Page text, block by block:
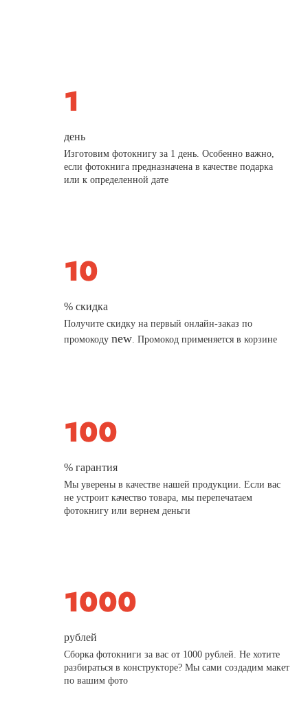
день
Изготовим фотокнигу за 1 день. Особенно важно,
если фотокнига предназначена в качестве подарка
или к определенной дате
% скидка
Получите скидку на первый онлайн-заказ по
промокодуnew. Промокод применяется в корзине
% гарантия
Мы уверены в качестве нашей продукции. Если вас
не устроит качество товара, мы перепечатаем
фотокнигу или вернем деньги
рублей
Сборка фотокниги за вас от 1000 рублей. Не хотите
разбираться в конструкторе? Мы сами создадим макет
по вашим фото